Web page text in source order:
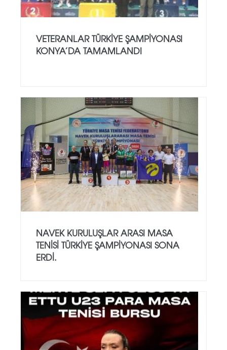
VETERANLAR TÜRKIYE ŞAMPIYONASI
KONYA’DA TAMAMLANDI
NAVEK KURULUŞLAR ARASI MASA
TENISI TÜRKIYE ŞAMPIYONASI SONA
ERDI.